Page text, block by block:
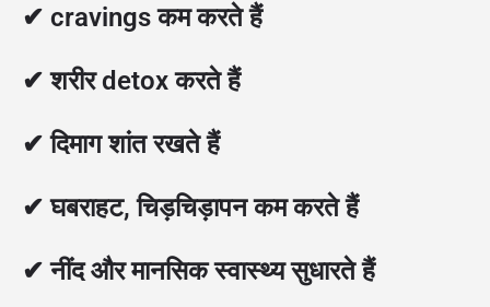
✔ cravings कम करते हैं
✔ शरीर detox करते हैं
✔ दिमाग शांत रखते हैं
✔ घबराहट, चिड़चिड़ापन कम करते हैं
✔ नींद और मानसिक स्वास्थ्य सुधारते हैं